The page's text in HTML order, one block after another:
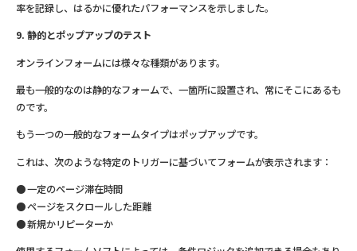
率を記録し、はるかに優れたパフォーマンスを示しました。
9. 静的とポップアップのテスト
オンラインフォームには様々な種類があります。
最も一般的なのは静的なフォームで、一箇所に設置され、常にそこにあるも
のです。
もう一つの一般的なフォームタイプはポップアップです。
これは、次のような特定のトリガーに基づいてフォームが表示されます：
一定のページ滞在時間
ページをスクロールした距離
新規かリピーターか